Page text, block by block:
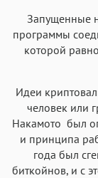
Запущенные
программы
которой
Идеи
человек или
Накамото был
и принципа
года был
биткойнов, и с